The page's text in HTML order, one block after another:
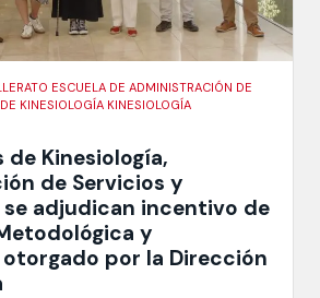
ESCUELA DE ADMINISTRACIÓN DE
KINESIOLOGÍA KINESIOLOGÍA
Kinesiología,
de Servicios y
adjudican incentivo de
y
otorgado por la Dirección